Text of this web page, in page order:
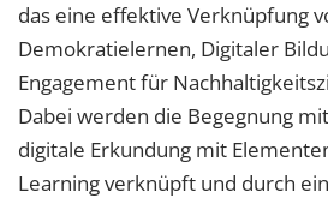
das eine effektive Verknüpfung
Demokratielernen, Digitaler
Engagement für
Dabei werden die Begegnung
digitale Erkundung mit
Learning verknüpft und durch